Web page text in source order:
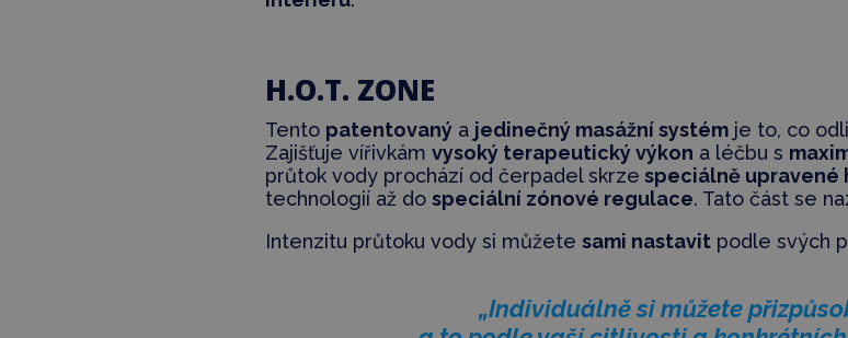
H.O.T. ZONE
Tento patentovanýa jedinečný masážní systémje to, co
Zajišťuje vířivkám vysoký terapeutický výkon a léčbu s
průtok vody prochází od čerpadel skrze speciálně upravené
technologií až do speciální zónové regulace. Tato část se
Intenzitu průtoku vody si můžete sami nastavitpodle svých
„Individuálně si můžete